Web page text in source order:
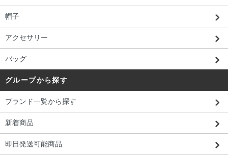
帽子
アクセサリー
バッグ
グループから探す
ブランド一覧から探す
新着商品
即日発送可能商品